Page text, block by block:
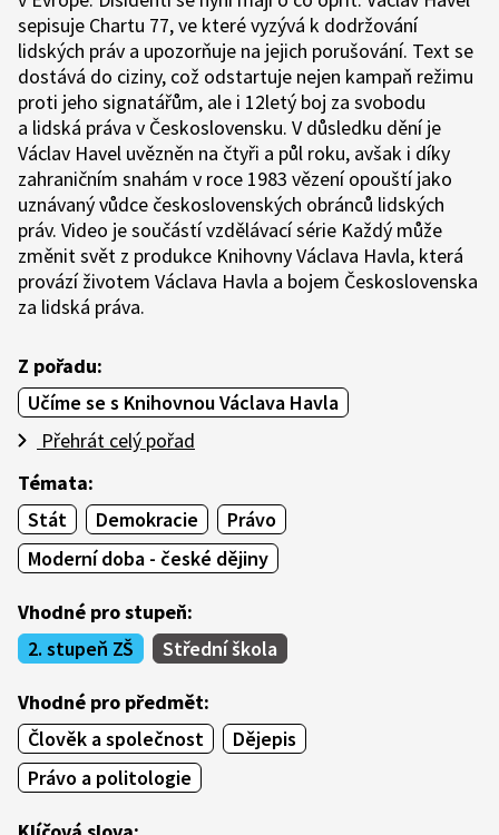
sepisuje Chartu 77, ve které vyzývá k dodržování
lidských práv a upozorňuje na jejich porušování. Text se
dostává do ciziny, což odstartuje nejen kampaň režimu
proti jeho signatářům, ale i 12letý boj za svobodu
a lidská práva v Československu. V důsledku dění je
Václav Havel uvězněn na čtyři a půl roku, avšak i díky
zahraničním snahám v roce 1983 vězení opouští jako
uznávaný vůdce československých obránců lidských
práv. Video je součástí vzdělávací série Každý může
změnit svět z produkce Knihovny Václava Havla, která
provází životem Václava Havla a bojem Československa
za lidská práva.
Z pořadu:
Učíme se s Knihovnou Václava Havla
Přehrát celý pořad
Témata:
Stát
Demokracie
Právo
Moderní doba - české dějiny
Vhodné pro stupeň:
2. stupeň ZŠ
Střední škola
Vhodné pro předmět:
Člověk a společnost
Dějepis
Právo a politologie